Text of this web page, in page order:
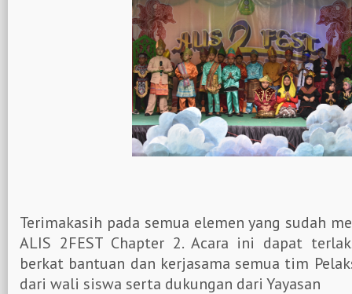
Terimakasih pada semua elemen yang sudah
ALIS 2FEST Chapter 2. Acara ini dapat
berkat bantuan dan kerjasama semua tim
dari wali siswa serta dukungan dari Yayasan